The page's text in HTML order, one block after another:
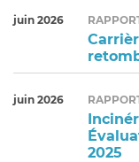
juin 2026
juin 2026
2025